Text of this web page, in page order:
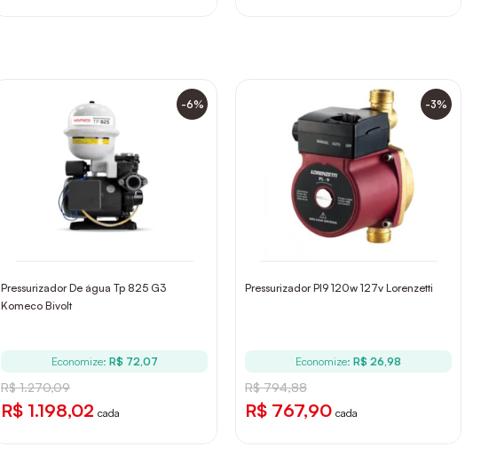
-6%
Pressurizador De água Tp 825 G3
Komeco Bivolt
Economize: R$ 72,07
R$ 1.270,09
R$ 1.198,02 cada
-3%
Pressurizador Pl9 120w 127v Lorenzetti
Economize: R$ 26,98
R$ 794,88
R$ 767,90 cada